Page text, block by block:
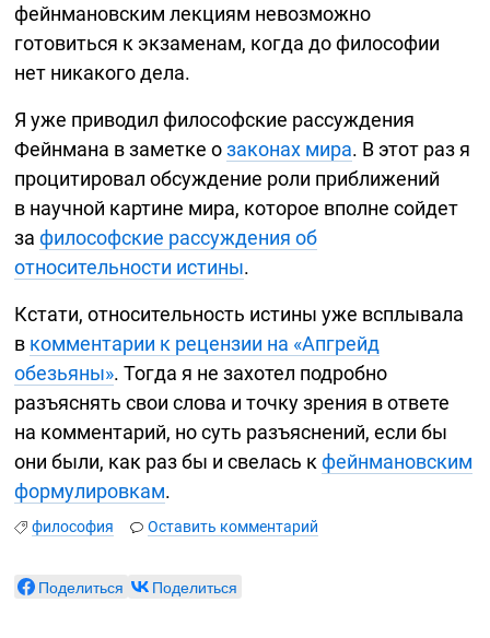
фейнмановским лекциям невозможно
готовиться к экзаменам, когда до философии
нет никакого дела.
Я уже приводил философские рассуждения
Фейнмана в заметке озаконах мира. В этот раз я
процитировал обсуждение роли приближений
в научной картине мира, которое вполне сойдет
зафилософские рассуждения об
относительности истины.
Кстати, относительность истины уже всплывала
в комментарии к рецензии на «Апгрейд
обезьяны». Тогда я не захотел подробно
разъяснять свои слова и точку зрения в ответе
на комментарий, но суть разъяснений, если бы
они были, как раз бы и свелась кфейнмановским
формулировкам.
философия Оставить комментарий
Поделиться Поделиться